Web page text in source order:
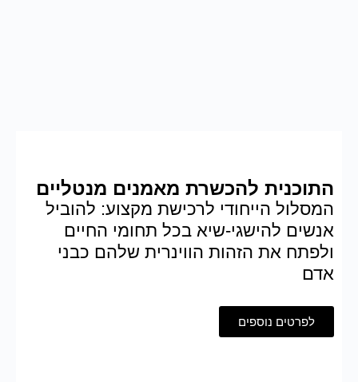
התוכנית להכשרת מאמנים מנטליים
המסלול הייחודי לרכישת מקצוע: להוביל
אנשים להישגי-שיא בכל תחומי החיים
ולפתח את הזהות הווינרית שלהם כבני
אדם
לפרטים נוספים